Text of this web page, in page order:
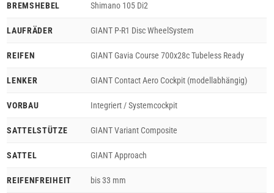
BREMSHEBEL Shimano 105 Di2
LAUFRÄDER GIANT P-R1 Disc WheelSystem
REIFEN GIANT Gavia Course 700x28c Tubeless Ready
LENKER GIANT Contact Aero Cockpit (modellabhängig)
VORBAU Integriert / Systemcockpit
SATTELSTÜTZE GIANT Variant Composite
SATTEL GIANT Approach
REIFENFREIHEIT bis 33 mm